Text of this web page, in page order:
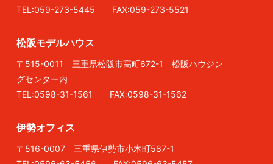
TEL:059-273-5445 FAX:059-273-5521
松阪モデルハウス
〒515-0011 三重県松阪市高町672-1 松阪ハウジン
グセンター内
TEL:0598-31-1561 FAX:0598-31-1562
伊勢オフィス
〒516-0007 三重県伊勢市小木町587-1